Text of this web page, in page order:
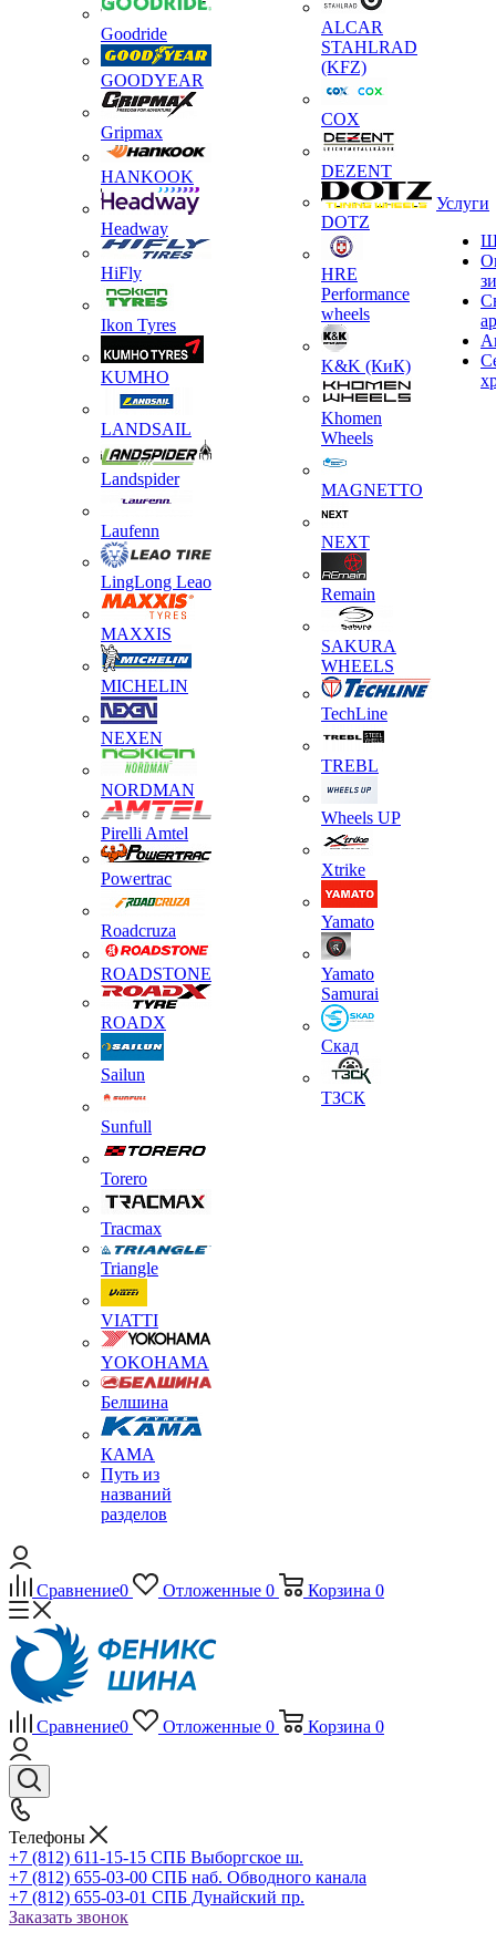
Goodride
GOODYEAR
Gripmax
HANKOOK
Headway
HiFly
Ikon Tyres
KUMHO
LANDSAIL
Landspider
Laufenn
LingLong Leao
MAXXIS
MICHELIN
NEXEN
NORDMAN
Pirelli Amtel
Powertrac
Roadcruza
ROADSTONE
ROADX
Sailun
Sunfull
Torero
Tracmax
Triangle
VIATTI
YOKOHAMA
Белшина
КАМА
Путь из
названий
разделов
ALCAR
STAHLRAD
(KFZ)
COX
DEZENT
DOTZ
HRE
Performance
wheels
K&K (КиК)
Khomen
Wheels
MAGNETTO
NEXT
Remain
SAKURA
WHEELS
TechLine
TREBL
Wheels UP
Xtrike
Yamato
Yamato
Samurai
Скад
ТЗСК
Услуги
Сравнение0 Отложенные 0 Корзина 0
Сравнение0 Отложенные 0 Корзина 0
Телефоны
+7 (812) 611-15-15 СПБ Выборгское ш.
+7 (812) 655-03-00 СПБ наб. Обводного канала
+7 (812) 655-03-01 СПБ Дунайский пр.
Заказать звонок